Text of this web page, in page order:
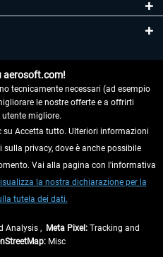
aerosoft.com!
tecnicamente necessari (ad esempio
le nostre offerte e a offrirti
utente migliore.
su Accetta tutto. Ulteriori informazioni
privacy, dove è anche possibile
Vai alla pagina con l'informativa
la nostra dichiarazione per la
tutela dei dati.
Analysis , Meta Pixel: Tracking and
Misc